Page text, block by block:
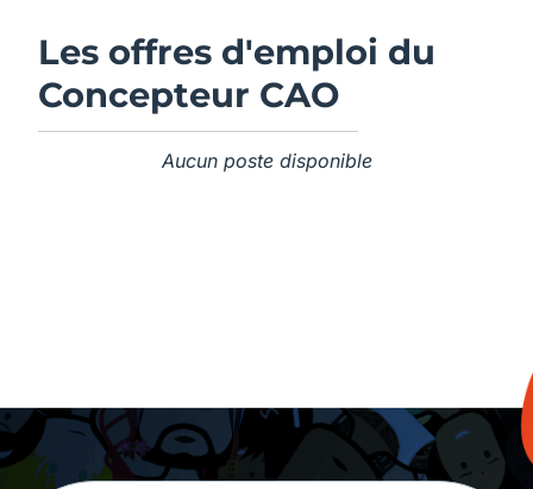
Les offres d'emploi du
Concepteur CAO
Aucun poste disponible